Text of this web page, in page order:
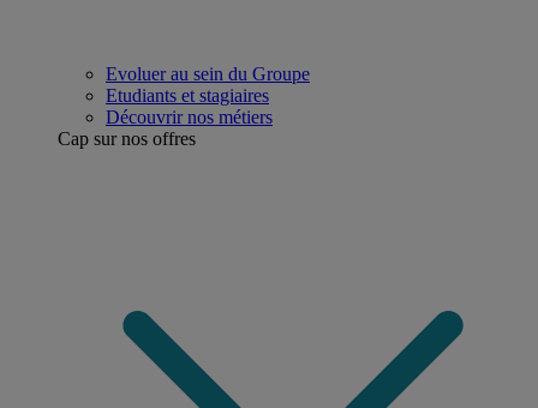
Evoluer au sein du Groupe
Etudiants et stagiaires
Découvrir nos métiers
Cap sur nos offres